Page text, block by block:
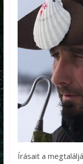
Írásait a